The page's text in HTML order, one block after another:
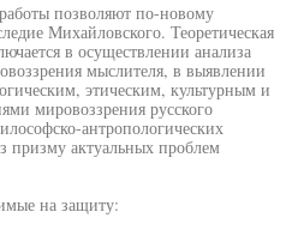
позволяют по-новому
Михайловского. Теоретическая
в осуществлении анализа
мыслителя, в выявлении
этическим, культурным и
мировоззрения русского
антропологических
призму актуальных проблем
на защиту: